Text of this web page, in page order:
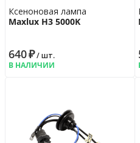
Ксеноновая лампа
Maxlux H3 5000K
640₽/ шт.
В НАЛИЧИИ